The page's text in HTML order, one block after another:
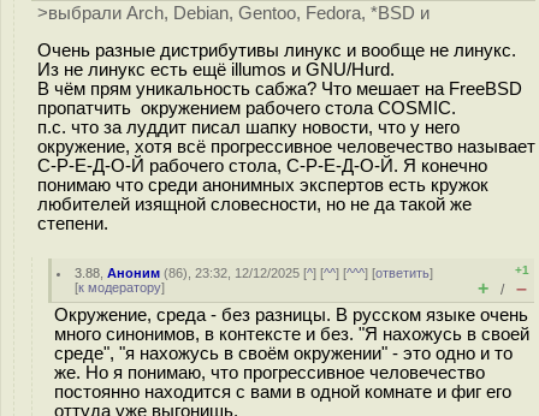
>выбрали Arch, Debian, Gentoo, Fedora, *BSD и
Очень разные дистрибутивы линукс и вообще не линукс.
Из не линукс есть ещё illumos и GNU/Hurd.
В чём прям уникальность сабжа? Что мешает на FreeBSD
пропатчить окружением рабочего стола COSMIC.
п.с. что за луддит писал шапку новости, что у него
окружение, хотя всё прогрессивное человечество называет
С-Р-Е-Д-О-Й рабочего стола, С-Р-Е-Д-О-Й. Я конечно
понимаю что среди анонимных экспертов есть кружок
любителей изящной словесности, но не да такой же
степени.
3.88 ,Аноним (86), 23:32, 12/12/2025 [^] [^^] [^^^] [ответить]
[к модератору]
+1
+ / –
Окружение, среда - без разницы. В русском языке очень
много синонимов, в контексте и без. "Я нахожусь в своей
среде", "я нахожусь в своём окружении" - это одно и то
же. Но я понимаю, что прогрессивное человечество
постоянно находится с вами в одной комнате и фиг его
оттуда уже выгонишь.